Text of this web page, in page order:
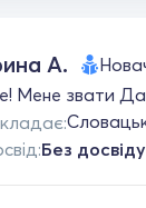
А.
Мене звати
Без досвіду